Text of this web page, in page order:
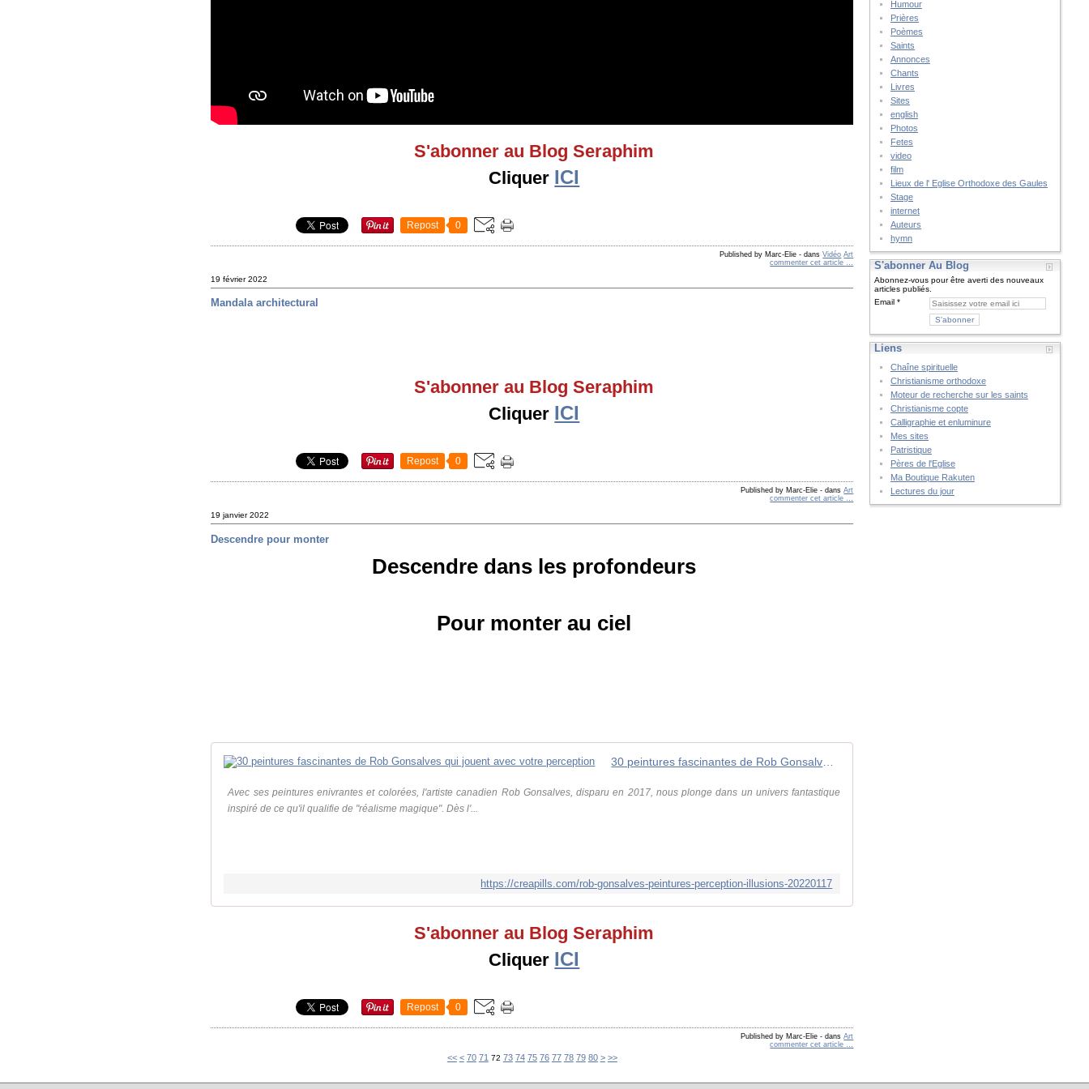
S'abonner au Blog Seraphim
Cliquer ICI
Repost 0
Published by Marc-Elie - dansVidéo Art
commenter cet article
19 février 2022
Mandala architectural
S'abonner au Blog Seraphim
Cliquer ICI
Repost 0
Published by Marc-Elie - dansArt
commenter cet article …
19 janvier 2022
Descendre pour monter
Descendre dans les profondeurs
Pour monter au ciel
Avec ses peintures enivrantes et colorées, l'artiste canadien Rob Gonsalves, disparu en 2017, nous plonge dans un univers fantastique
inspiré de ce qu'il qualifie de "réalisme magique". Dès l'...
https://creapills.com/rob-gonsalves-peintures-perception-illusions-20220117
S'abonner au Blog Seraphim
Cliquer ICI
Repost 0
Published by Marc-Elie - dansArt
commenter cet article
<< < 10
20
30
40
50
60
70 71 72 73 74 75 76 77 78 79 80 90
100
200
> >>
Humour
Prières
Poèmes
Saints
Annonces
Chants
Livres
Sites
english
Photos
Fetes
video
film
Lieux de l' Eglise Orthodoxe des Gaules
Stage
internet
Auteurs
hymn
S'abonner Au Blog
Abonnez-vous pour être averti des nouveaux
articles publiés.
Email
Liens
Chaîne spirituelle
Christianisme orthodoxe
Moteur de recherche sur les saints
Christianisme copte
Calligraphie et enluminure
Mes sites
Patristique
Pères de l'Eglise
Ma Boutique Rakuten
Lectures du jour